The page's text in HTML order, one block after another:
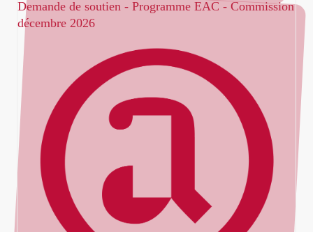
Demande de soutien - Programme EAC - Commission
décembre 2026